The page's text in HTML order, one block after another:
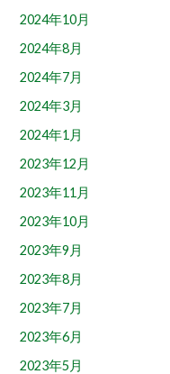
2024年10月
2024年8月
2024年7月
2024年3月
2024年1月
2023年12月
2023年11月
2023年10月
2023年9月
2023年8月
2023年7月
2023年6月
2023年5月